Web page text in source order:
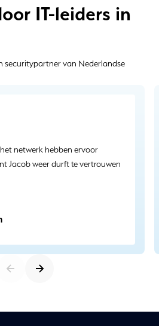
IT-leiders in
securitypartner van Nederlandse
netwerk hebben ervoor
Jacob weer durft te vertrouwen